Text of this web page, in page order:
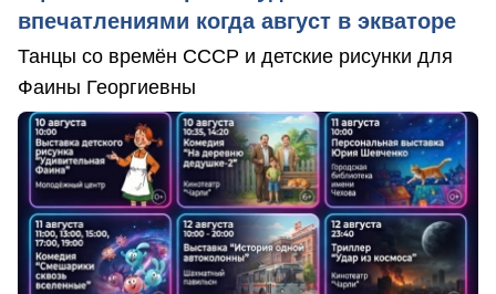
впечатлениями когда август в экваторе
Танцы со времён СССР и детские рисунки для
Фаины Георгиевны